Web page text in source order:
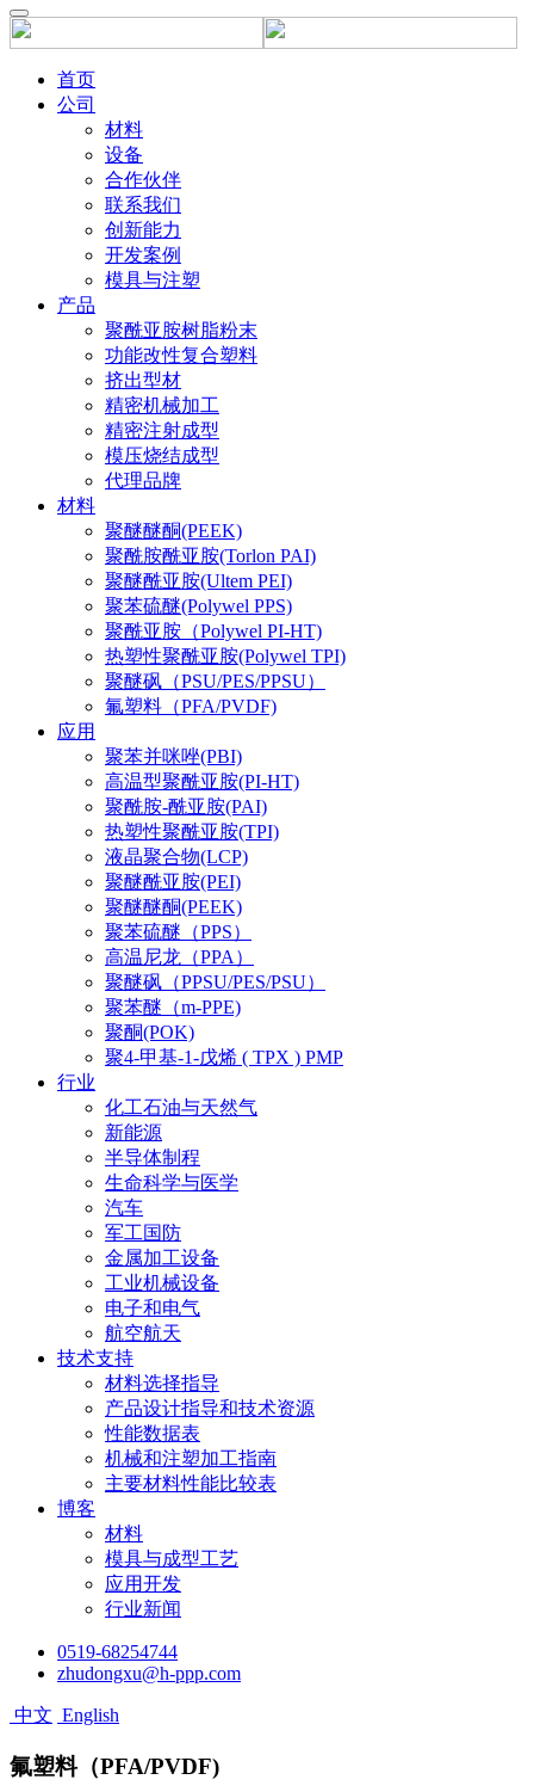
首页
公司
材料
设备
合作伙伴
联系我们
创新能力
开发案例
模具与注塑
产品
聚酰亚胺树脂粉末
功能改性复合塑料
挤出型材
精密机械加工
精密注射成型
模压烧结成型
代理品牌
材料
聚醚醚酮(PEEK)
聚酰胺酰亚胺(Torlon PAI)
聚醚酰亚胺(Ultem PEI)
聚苯硫醚(Polywel PPS)
聚酰亚胺（Polywel PI-HT)
热塑性聚酰亚胺(Polywel TPI)
聚醚砜（PSU/PES/PPSU）
氟塑料（PFA/PVDF)
应用
聚苯并咪唑(PBI)
高温型聚酰亚胺(PI-HT)
聚酰胺-酰亚胺(PAI)
热塑性聚酰亚胺(TPI)
液晶聚合物(LCP)
聚醚酰亚胺(PEI)
聚醚醚酮(PEEK)
聚苯硫醚（PPS）
高温尼龙（PPA）
聚醚砜（PPSU/PES/PSU）
聚苯醚（m-PPE)
聚酮(POK)
聚4-甲基-1-戊烯 ( TPX ) PMP
行业
化工石油与天然气
新能源
半导体制程
生命科学与医学
汽车
军工国防
金属加工设备
工业机械设备
电子和电气
航空航天
技术支持
材料选择指导
产品设计指导和技术资源
性能数据表
机械和注塑加工指南
主要材料性能比较表
博客
材料
模具与成型工艺
应用开发
行业新闻
0519-68254744
zhudongxu@h-ppp.com
中文 English
氟塑料（PFA/PVDF)